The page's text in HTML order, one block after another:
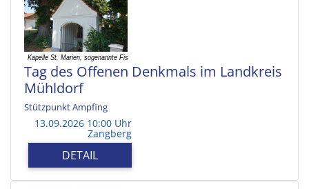
Tag des Offenen Denkmals im Landkreis
Mühldorf
Stützpunkt Ampfing
13.09.2026 10:00 Uhr
Zangberg
DETAIL